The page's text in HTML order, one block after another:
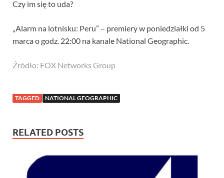
Czy im się to uda?
„Alarm na lotnisku: Peru” – premiery w poniedziałki od 5
marca o godz. 22:00 na kanale National Geographic.
Źródło: FOX Networks Group
TAGGED NATIONAL GEOGRAPHIC
RELATED POSTS